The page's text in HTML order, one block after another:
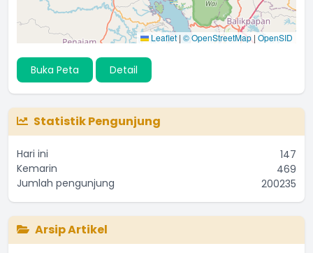
Leaflet | © OpenStreetMap| OpenSID
Buka Peta Detail
Statistik Pengunjung
Hari ini
147
Kemarin
469
Jumlah pengunjung
200235
Arsip Artikel